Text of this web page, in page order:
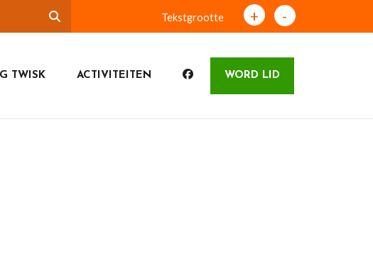
Tekstgrootte + -
TWISK ACTIVITEITEN WORD LID